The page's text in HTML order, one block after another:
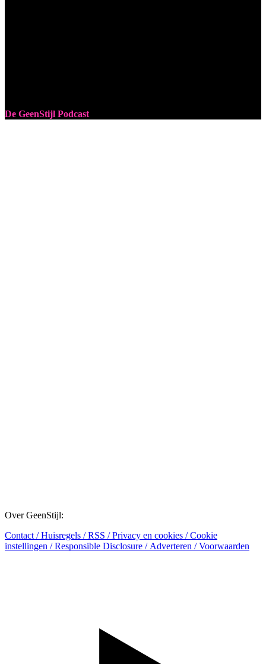
De GeenStijl Podcast
Over GeenStijl:
Contact /Huisregels /RSS /Privacy en cookies /Cookie
instellingen /Responsible Disclosure / Adverteren /Voorwaarden